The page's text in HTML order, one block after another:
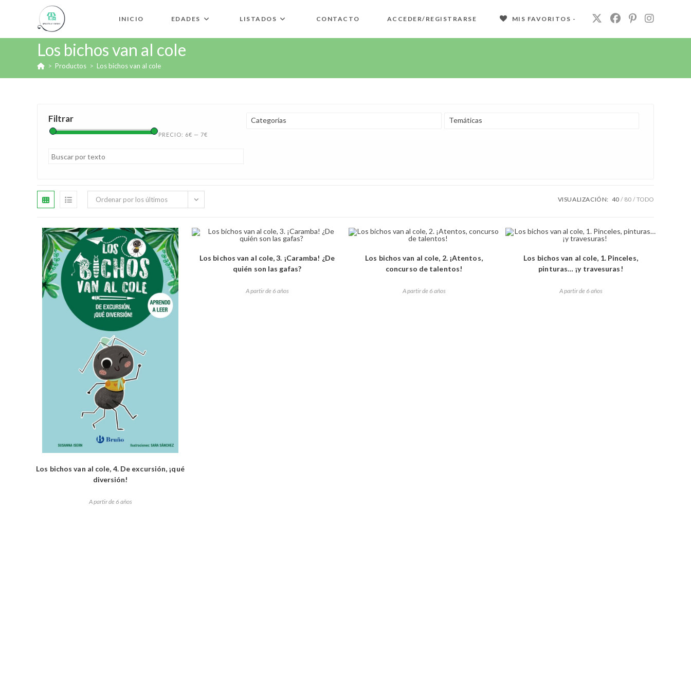
INICIO EDADES LISTADOS CONTACTO ACCEDER/REGISTRARSE MIS FAVORITOS -
Los bichos van al cole
> Productos > Los bichos van al cole
Filtrar
PRECIO: 6€ — 7€
Categorías Temáticas
Ordenar por los últimos VISUALIZACIÓN: 40 80 TODO
Los bichos van al cole, 4. De excursión, ¡qué
diversión!
A partir de 6 años
Los bichos van al cole, 3. ¡Caramba! ¿De
quién son las gafas?
A partir de 6 años
Los bichos van al cole, 2. ¡Atentos,
concurso de talentos!
A partir de 6 años
Los bichos van al cole, 1. Pinceles,
pinturas… ¡y travesuras!
A partir de 6 años